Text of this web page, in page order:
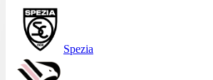
Spezia